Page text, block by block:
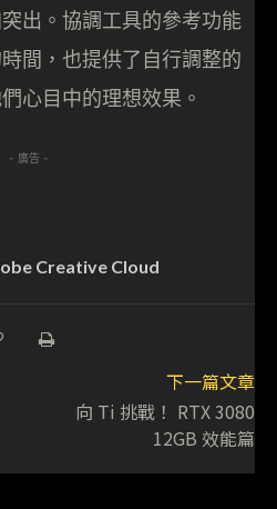
出。協調工具的參考功能
間，也提供了自行調整的
心目中的理想效果。
- 廣告 -
Creative Cloud
下一篇文章
向 Ti 挑戰！ RTX 3080
12GB 效能篇